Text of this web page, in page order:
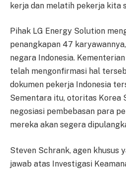
kerja dan melatih pekerja kita
Pihak LG Energy Solution
penangkapan 47
negara Indonesia.
telah mengonfirmasi hal
dokumen pekerja Indonesia
Sementara itu, otoritas Korea
negosiasi pembebasan para
mereka akan segera
Steven Schrank, agen khusus
jawab atas Investigasi